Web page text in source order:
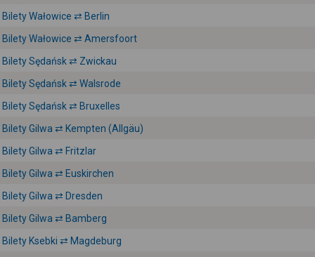
Bilety Wałowice ⇄ Berlin
Bilety Wałowice ⇄ Amersfoort
Bilety Sędańsk ⇄ Zwickau
Bilety Sędańsk ⇄ Walsrode
Bilety Sędańsk ⇄ Bruxelles
Bilety Gilwa ⇄ Kempten (Allgäu)
Bilety Gilwa ⇄ Fritzlar
Bilety Gilwa ⇄ Euskirchen
Bilety Gilwa ⇄ Dresden
Bilety Gilwa ⇄ Bamberg
Bilety Ksebki ⇄ Magdeburg